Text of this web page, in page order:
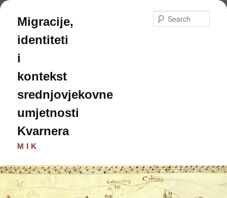
Skip
primary
content
Migracije,
identiteti
i
kontekst
srednjovjekovne
umjetnosti
Kvarnera
MIK